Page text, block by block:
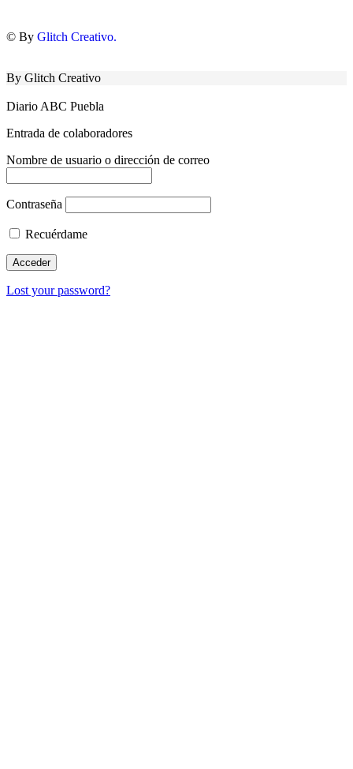
© By Glitch Creativo.
By Glitch Creativo
Diario ABC Puebla
Entrada de colaboradores
Nombre de usuario o dirección de correo
Contraseña
Recuérdame
Lost your password?